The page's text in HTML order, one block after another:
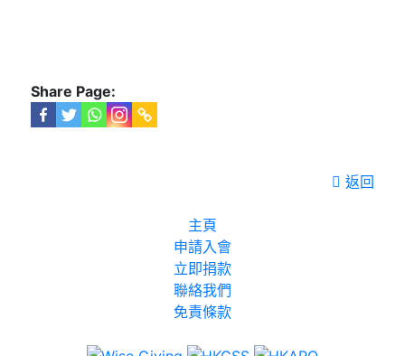
Share Page:
返回
主頁
申請入會
立即捐款
聯絡我們
免責條款